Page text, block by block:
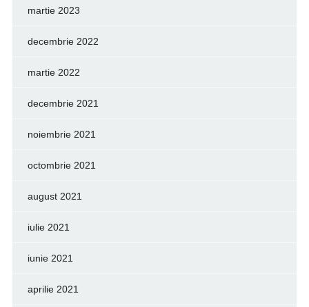
martie 2023
decembrie 2022
martie 2022
decembrie 2021
noiembrie 2021
octombrie 2021
august 2021
iulie 2021
iunie 2021
aprilie 2021